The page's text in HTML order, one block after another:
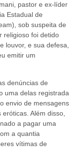
pastor e ex-líder
Estadual de
sob suspeita de
religioso foi detido
louvor, e sua defesa,
emitir um
denúncias de
uma delas registrada
envio de mensagens
Além disso,
a pagar uma
a quantia
vítimas de